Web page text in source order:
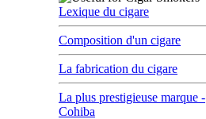
Lexique du cigare
Composition d'un cigare
La fabrication du cigare
La plus prestigieuse marque -
Cohiba